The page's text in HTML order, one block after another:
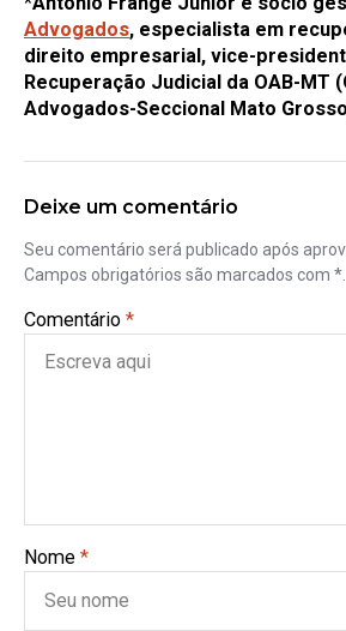
Advogados, especialista em
direito empresarial, vice-
Recuperação Judicial da OAB-MT
Advogados-Seccional Mato
Deixe um comentário
Seu comentário será publicado após
Campos obrigatórios são marcados com *.
Comentário *
Nome *